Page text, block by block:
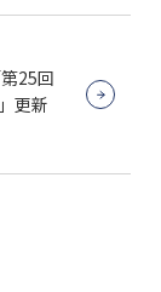
25回
更新